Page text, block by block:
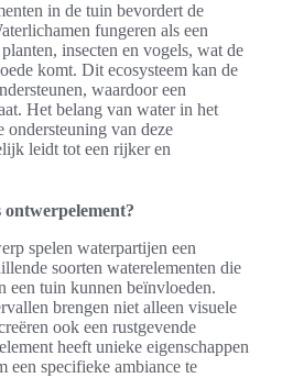
in de tuin bevordert de
fungeren als een
insecten en vogels, wat de
komt. Dit ecosysteem kan de
waardoor een
Het belang van water in het
van deze
leidt tot een rijker en
spelen waterpartijen een
soorten waterelementen die
een tuin kunnen beïnvloeden.
brengen niet alleen visuele
ook een rustgevende
heeft unieke eigenschappen
een specifieke ambiance te